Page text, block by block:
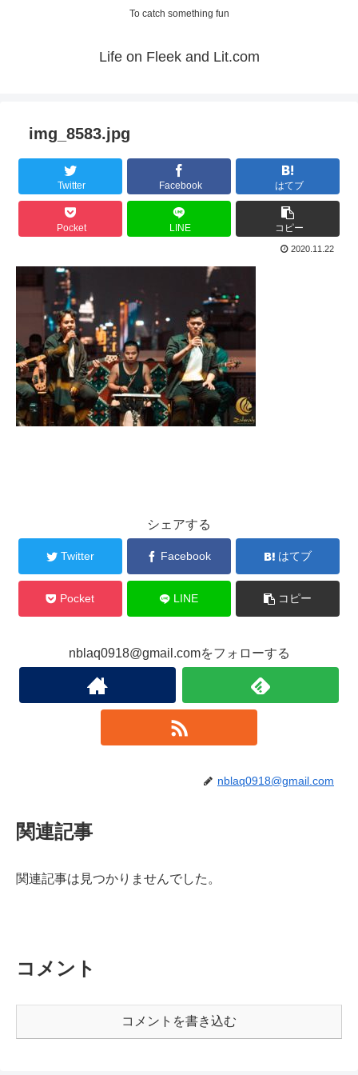
To catch something fun
Life on Fleek and Lit.com
img_8583.jpg
Twitter Facebook はてブ
Pocket LINE コピー
2020.11.22
シェアする
Twitter Facebook はてブ
Pocket LINE コピー
nblaq0918@gmail.comをフォローする
nblaq0918@gmail.com
関連記事
関連記事は見つかりませんでした。
コメント
コメントを書き込む